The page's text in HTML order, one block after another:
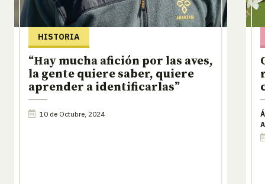
HISTORIA
“Hay mucha afición por las aves,
la gente quiere saber, quiere
aprender a identificarlas”
10 de Octubre, 2024